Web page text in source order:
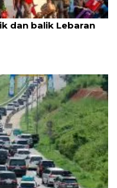
dan balik Lebaran